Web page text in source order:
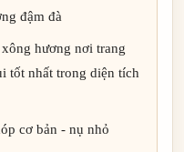
đậm đà
hương nơi trang
tốt nhất trong diện tích
cơ bản - nụ nhỏ